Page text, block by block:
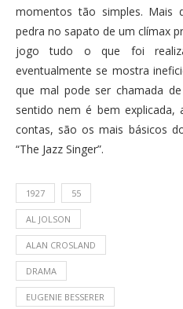
momentos tão simples. Mais
pedra no sapato de um clímax
jogo tudo o que foi
eventualmente se mostra
que mal pode ser chamada
sentido nem é bem explicada,
contas, são os mais básicos
“The Jazz Singer”.
1927 55
AL JOLSON
ALAN CROSLAND
DRAMA
EUGENIE BESSERER